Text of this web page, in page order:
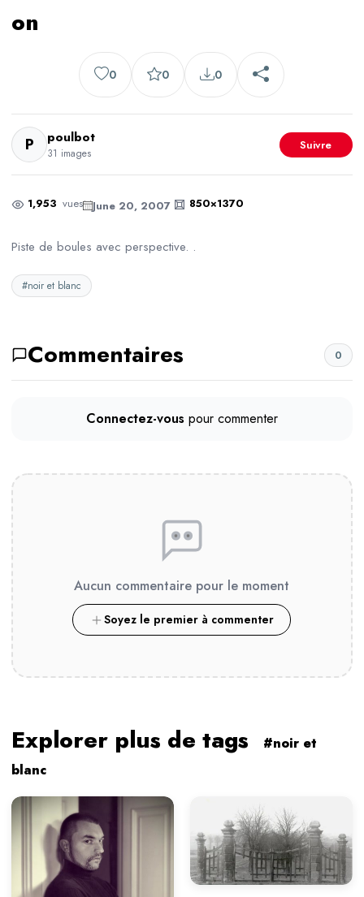
on
0 0 0
P poulbot
31 images
Suivre
1,953 vues June 20, 2007 850×1370
Piste de boules avec perspective. .
#noir et blanc
Commentaires 0
Connectez-vous pour commenter
Aucun commentaire pour le moment
Soyez le premier à commenter
Explorer plus de tags
#noir et
blanc